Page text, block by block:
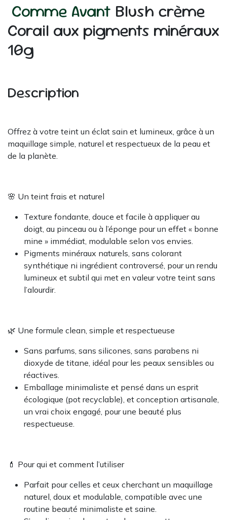
Comme Avant Blush crème
Corail aux pigments minéraux
10g
Description
Offrez à votre teint un éclat sain et lumineux, grâce à un
maquillage simple, naturel et respectueux de la peau et
de la planète.
🌸 Un teint frais et naturel
Texture fondante, douce et facile à appliquer au
doigt, au pinceau ou à l’éponge pour un effet « bonne
mine » immédiat, modulable selon vos envies.
Pigments minéraux naturels, sans colorant
synthétique ni ingrédient controversé, pour un rendu
lumineux et subtil qui met en valeur votre teint sans
l’alourdir.
🌿 Une formule clean, simple et respectueuse
Sans parfums, sans silicones, sans parabens ni
dioxyde de titane, idéal pour les peaux sensibles ou
réactives.
Emballage minimaliste et pensé dans un esprit
écologique (pot recyclable), et conception artisanale,
un vrai choix engagé, pour une beauté plus
respectueuse.
💄 Pour qui et comment l’utiliser
Parfait pour celles et ceux cherchant un maquillage
naturel, doux et modulable, compatible avec une
routine beauté minimaliste et saine.